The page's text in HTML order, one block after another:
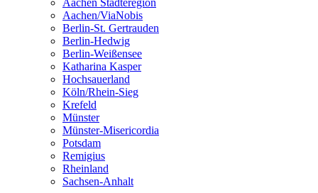
Aachen Städteregion
Aachen/ViaNobis
Berlin-St. Gertrauden
Berlin-Hedwig
Berlin-Weißensee
Katharina Kasper
Hochsauerland
Köln/Rhein-Sieg
Krefeld
Münster
Münster-Misericordia
Potsdam
Remigius
Rheinland
Sachsen-Anhalt